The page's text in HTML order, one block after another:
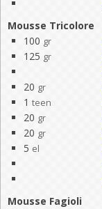
Mousse Tricolore
100 gr
125 gr
20 gr
1 teen
20 gr
20 gr
5 el
Mousse Fagioli